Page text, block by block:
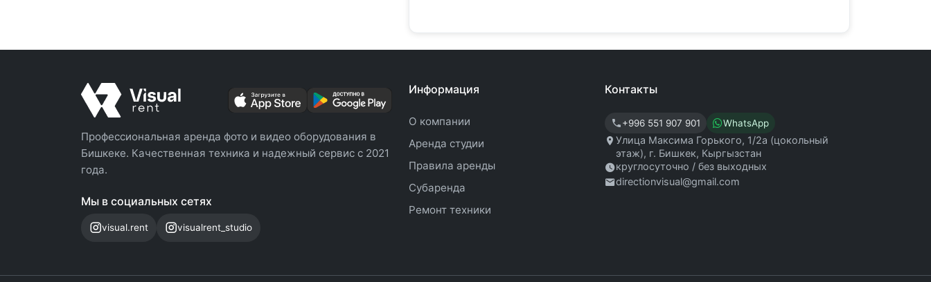
Профессиональная аренда фото и видео оборудования в
Бишкеке. Качественная техника и надежный сервис с 2021
года.
Мы в социальных сетях
visual.rent visualrent_studio
Информация
О компании
Аренда студии
Правила аренды
Субаренда
Ремонт техники
Контакты
+996 551 907 901 WhatsApp
Улица Максима Горького, 1/2а (цокольный
этаж), г. Бишкек, Кыргызстан
круглосуточно / без выходных
directionvisual@gmail.com